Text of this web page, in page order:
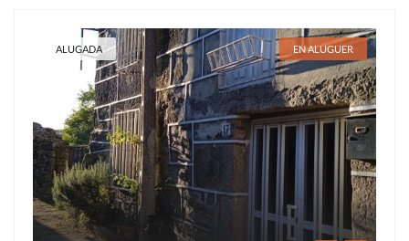
ALUGADA EN ALUGUER